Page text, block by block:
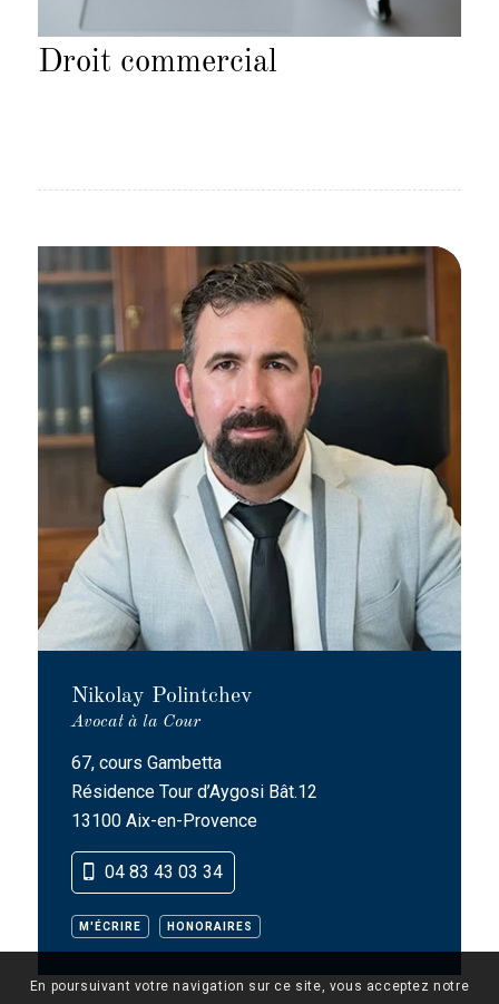
Droit commercial
Nikolay Polintchev
Avocat à la Cour
67, cours Gambetta
Résidence Tour d’Aygosi Bât.12
13100 Aix-en-Provence
04 83 43 03 34
M'ÉCRIRE HONORAIRES
En poursuivant votre navigation sur ce site, vous acceptez notre